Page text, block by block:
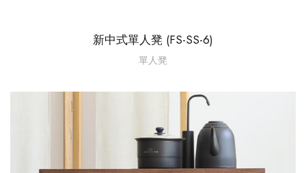
新中式單人凳 (FS-SS-6)
單人凳